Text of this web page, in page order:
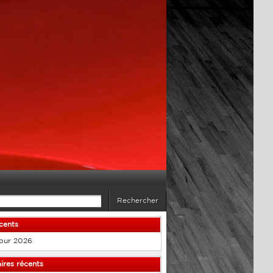
2026
récents